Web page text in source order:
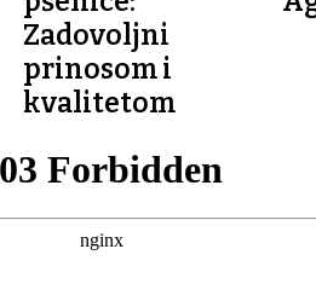
Zadovoljni
prinosom i
kvalitetom